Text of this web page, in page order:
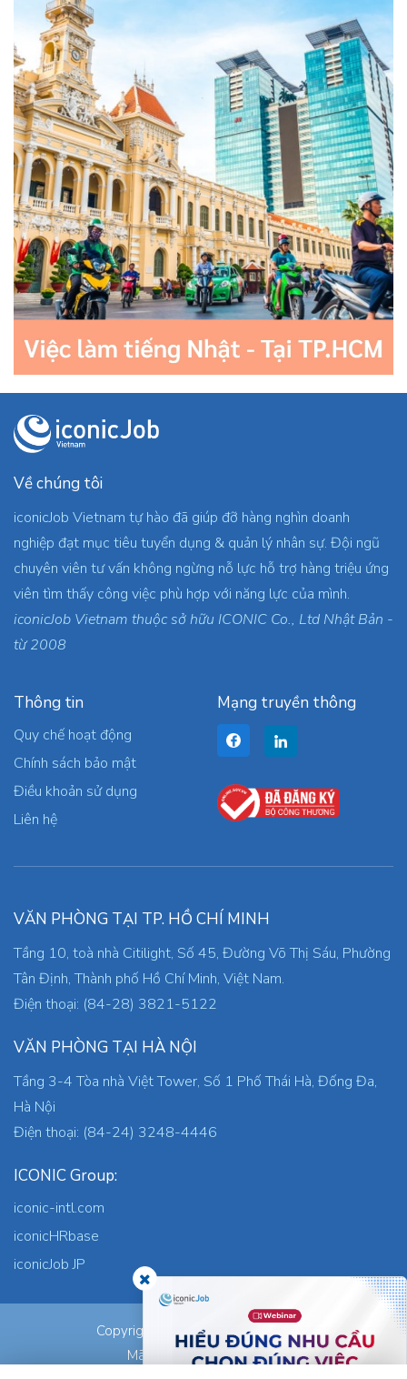
Về chúng tôi
iconicJob Vietnam tự hào đã giúp đỡ hàng nghìn doanh
nghiệp đạt mục tiêu tuyển dụng & quản lý nhân sự. Đội ngũ
chuyên viên tư vấn không ngừng nỗ lực hỗ trợ hàng triệu ứng
viên tìm thấy công việc phù hợp với năng lực của mình.
iconicJob Vietnam thuộc sở hữu ICONIC Co., Ltd Nhật Bản -
từ 2008
Thông tin
Quy chế hoạt động
Chính sách bảo mật
Điều khoản sử dụng
Liên hệ
Mạng truyền thông
VĂN PHÒNG TẠI TP. HỒ CHÍ MINH
Tầng 10, toà nhà Citilight, Số 45, Đường Võ Thị Sáu, Phường
Tân Định, Thành phố Hồ Chí Minh, Việt Nam.
Điện thoại: (84-28) 3821-5122
VĂN PHÒNG TẠI HÀ NỘI
Tầng 3-4 Tòa nhà Việt Tower, Số 1 Phố Thái Hà, Đống Đa,
Hà Nội
Điện thoại: (84-24) 3248-4446
ICONIC Group:
iconic-intl.com
iconicHRbase
iconicJob JP
Copyright © 2026 ICONIC Co., Ltd.
Mã số thuế: 0305745871